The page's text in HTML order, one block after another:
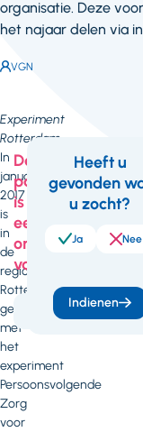
organisatie. Deze
het najaar delen via
Auteur:
VGN
Experiment
Rotterdam
In
januari
2017
is
in
de
regio
Rotterdam
gestart
met
het
experiment
Persoonsvolgende
Zorg
voor
Deze
pagina
is
een
onderdeel
van
Kwaliteit
Heeft u
gevonden
u zocht?
Ja Nee
Indienen